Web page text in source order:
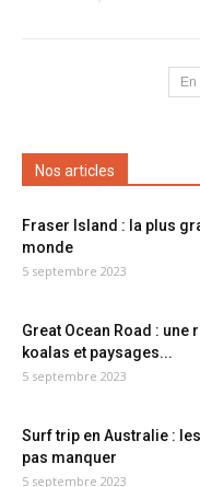
Nos articles
Fraser Island : la plus
monde
5 septembre 2023
Great Ocean Road : une
koalas et paysages...
5 septembre 2023
Surf trip en Australie :
pas manquer
5 septembre 2023